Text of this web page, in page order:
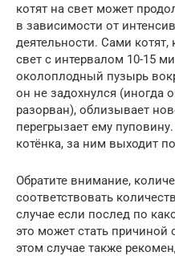
котят на свет может
в зависимости от
деятельности. Сами
свет с интервалом 10-15
околоплодный пузырь
он не задохнулся (иногда
разорван), облизывает
перегрызает ему
котёнка, за ним выходит
Обратите внимание,
соответствовать
случае если послед по
это может стать причиной
этом случае также